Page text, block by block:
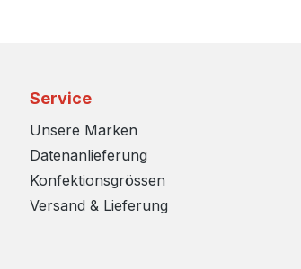
Service
Unsere Marken
Datenanlieferung
Konfektionsgrössen
Versand & Lieferung